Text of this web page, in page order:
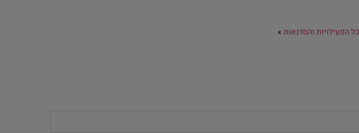
כל הפעילויות והסדנאות »